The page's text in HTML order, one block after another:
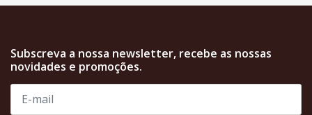
Subscreva a nossa newsletter, recebe as nossas
novidades e promoções.